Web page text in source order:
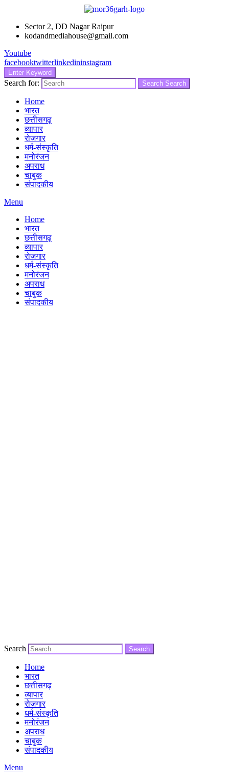
Sector 2, DD Nagar Raipur
kodandmediahouse@gmail.com
Youtube
facebooktwitterlinkedininstagram
Enter Keyword
Search for: Search Search
Home
भारत
छत्तीसगढ़
व्यापार
रोजगार
धर्म-संस्कृति
मनोरंजन
अपराध
चाबुक
संपादकीय
Menu
Home
भारत
छत्तीसगढ़
व्यापार
रोजगार
धर्म-संस्कृति
मनोरंजन
अपराध
चाबुक
संपादकीय
Search Search
Home
भारत
छत्तीसगढ़
व्यापार
रोजगार
धर्म-संस्कृति
मनोरंजन
अपराध
चाबुक
संपादकीय
Menu